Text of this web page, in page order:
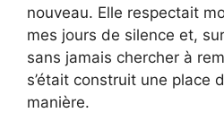
nouveau. Elle respectait
mes jours de silence et,
sans jamais chercher à
s’était construit une place
manière.